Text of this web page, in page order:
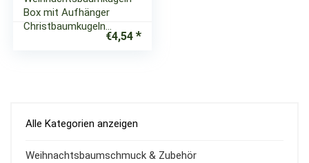
Box mit Aufhänger
Christbaumkugeln…
€4,54
Alle Kategorien anzeigen
Weihnachtsbaumschmuck & Zubehör